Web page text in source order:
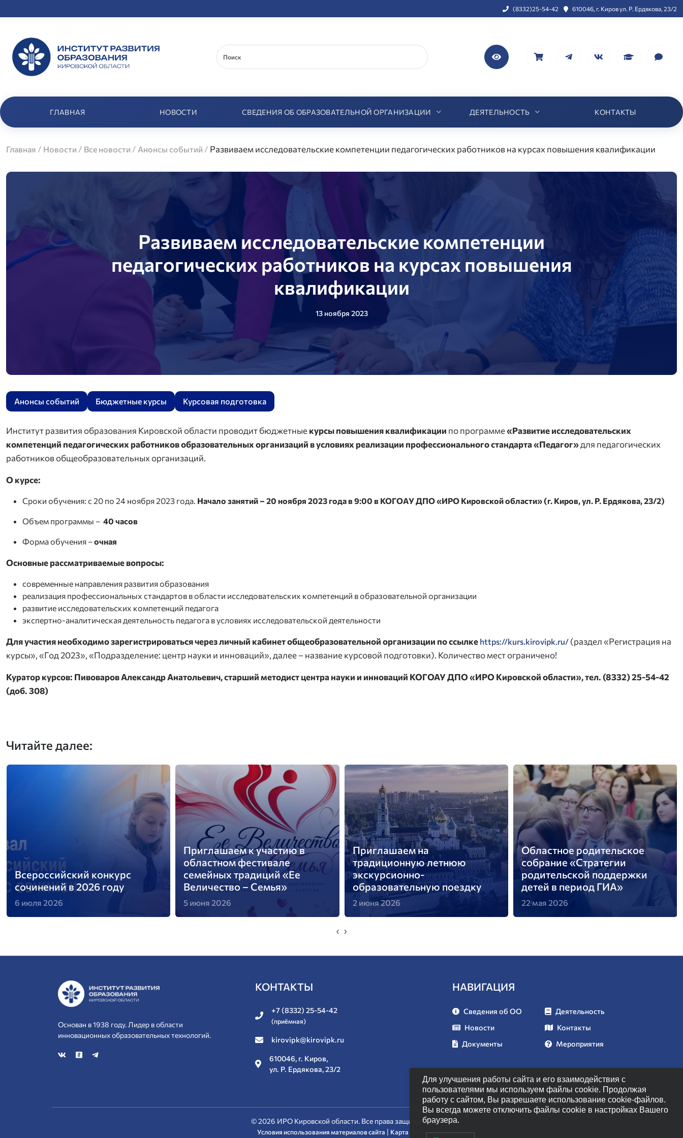
(8332)25-54-42 610046, г. Киров ул. Р. Ердякова, 23/2
ГЛАВНАЯ НОВОСТИ СВЕДЕНИЯ ОБ ОБРАЗОВАТЕЛЬНОЙ ОРГАНИЗАЦИИ ДЕЯТЕЛЬНОСТЬ КОНТАКТЫ
Главная / Новости / Все новости / Анонсы событий / Развиваем исследовательские компетенции педагогических работников на курсах повышения квалификации
Развиваем исследовательские компетенции
педагогических работников на курсах повышения
квалификации
13 ноября 2023
Анонсы событий Бюджетные курсы Курсовая подготовка
Институт развития образования Кировской области проводит бюджетныекурсы повышения квалификации по программе«Развитие исследовательских
компетенций педагогических работников образовательных организаций в условиях реализации профессионального стандарта «Педагог»для педагогических
работников общеобразовательных организаций.
О курсе:
Сроки обучения: с 20 по 24 ноября 2023 года. Начало занятий – 20 ноября 2023 года в 9:00 в КОГОАУ ДПО «ИРО Кировской области» (г. Киров, ул. Р. Ердякова, 23/2)
Объем программы – 40 часов
Форма обучения –очная
Основные рассматриваемые вопросы:
современные направления развития образования
реализация профессиональных стандартов в области исследовательских компетенций в образовательной организации
развитие исследовательских компетенций педагога
экспертно-аналитическая деятельность педагога в условиях исследовательской деятельности
Для участия необходимо зарегистрироваться через личный кабинет общеобразовательной организации по ссылке https://kurs.kirovipk.ru/ (раздел «Регистрация на
курсы», «Год 2023», «Подразделение: центр науки и инноваций», далее – название курсовой подготовки). Количество мест ограничено!
Куратор курсов: Пивоваров Александр Анатольевич, старший методист центра науки и инноваций КОГОАУ ДПО «ИРО Кировской области», тел. (8332) 25-54-42
(доб. 308)
Читайте далее:
Всероссийский конкурс
сочинений в 2026 году
6 июля 2026
Приглашаем к участию в
областном фестивале
семейных традиций «Ее
Величество – Семья»
5 июня 2026
Приглашаем на
традиционную летнюю
экскурсионно-
образовательную поездку
2 июня 2026
Областное родительское
собрание «Стратегии
родительской поддержки
детей в период ГИА»
22 мая 2026
‹ ›
Основан в 1938 году. Лидер в области
инновационных образовательных технологий.
КОНТАКТЫ
+7 (8332) 25-54-42
(приёмная)
kirovipk@kirovipk.ru
610046, г. Киров,
ул. Р. Ердякова, 23/2
НАВИГАЦИЯ
Сведения об ОО
Новости
Документы
Деятельность
Контакты
Мероприятия
© 2026 ИРО Кировской области. Все права защищены.
Условия использования материалов сайта | Карта сайта
Для улучшения работы сайта и его взаимодействия с
пользователями мы используем файлы cookie. Продолжая
работу с сайтом, Вы разрешаете использование cookie-файлов.
Вы всегда можете отключить файлы cookie в настройках Вашего
браузера.